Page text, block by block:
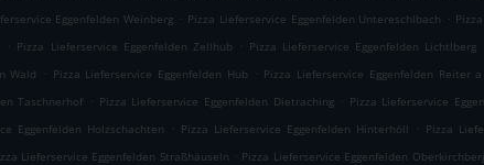
Eggenfelden Weinberg . Pizza Lieferservice Eggenfelden Untereschlbach .
. Pizza Lieferservice Eggenfelden Zellhub . Pizza Lieferservice Eggenfelden Lichtlberg
Wald . Pizza Lieferservice Eggenfelden Hub . Pizza Lieferservice Eggenfelden Reiter
Taschnerhof . Pizza Lieferservice Eggenfelden Dietraching . Pizza Lieferservice
Eggenfelden Holzschachten . Pizza Lieferservice Eggenfelden Hinterhöll . Pizza
Lieferservice Eggenfelden Straßhäuseln . Pizza Lieferservice Eggenfelden